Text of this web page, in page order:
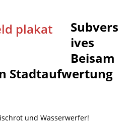
Subvers
ives
Beisam
Stadtaufwertung
und Wasserwerfer!